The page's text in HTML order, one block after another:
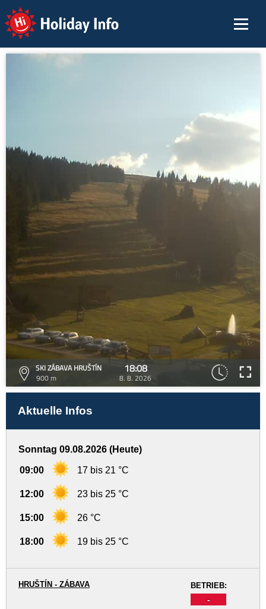
Holiday Info
SKI ZÁBAVA HRUŠTÍN
900 m
18:08
8. 8. 2026
Aktuelle Infos
Sonntag 09.08.2026 (Heute)
09:00 17 bis 21 °C
12:00 23 bis 25 °C
15:00 26 °C
18:00 19 bis 25 °C
BETRIEB:
-
HRUŠTÍN - ZÁBAVA